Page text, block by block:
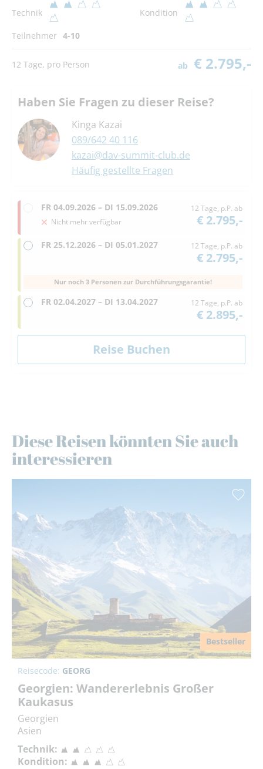
Technik Kondition
Teilnehmer 4-10
12 Tage, pro Person ab € 2.795,-
Haben Sie Fragen zu dieser Reise?
Kinga Kazai
089/642 40 116
kazai@dav-summit-club.de
Häufig gestellte Fragen
FR 04.09.2026 – DI 15.09.2026
Nicht mehr verfügbar
12 Tage, p.P. ab
€ 2.795,-
FR 25.12.2026 – DI 05.01.2027 12 Tage, p.P. ab
€ 2.795,-
Nur noch 3 Personen zur Durchführungsgarantie!
FR 02.04.2027 – DI 13.04.2027 12 Tage, p.P. ab
€ 2.895,-
Diese Reisen könnten Sie auch
interessieren
Bestseller
Reisecode: GEORG
Georgien: Wandererlebnis Großer
Kaukasus
Georgien
Asien
Technik:
Kondition: